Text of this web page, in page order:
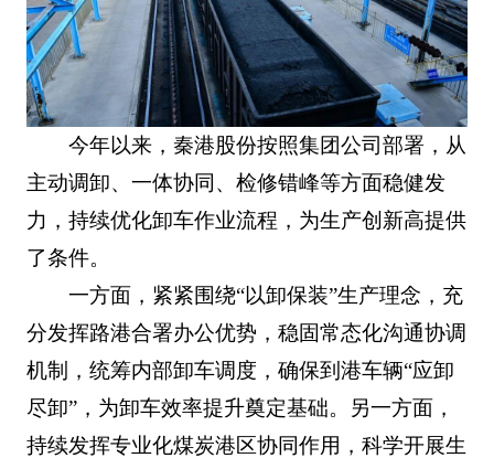
今年以来，秦港股份按照集团公司部署，从
主动调卸、一体协同、检修错峰等方面稳健发
力，持续优化卸车作业流程，为生产创新高提供
了条件。
一方面，紧紧围绕“以卸保装”生产理念，充
分发挥路港合署办公优势，稳固常态化沟通协调
机制，统筹内部卸车调度，确保到港车辆“应卸
尽卸”，为卸车效率提升奠定基础。另一方面，
持续发挥专业化煤炭港区协同作用，科学开展生